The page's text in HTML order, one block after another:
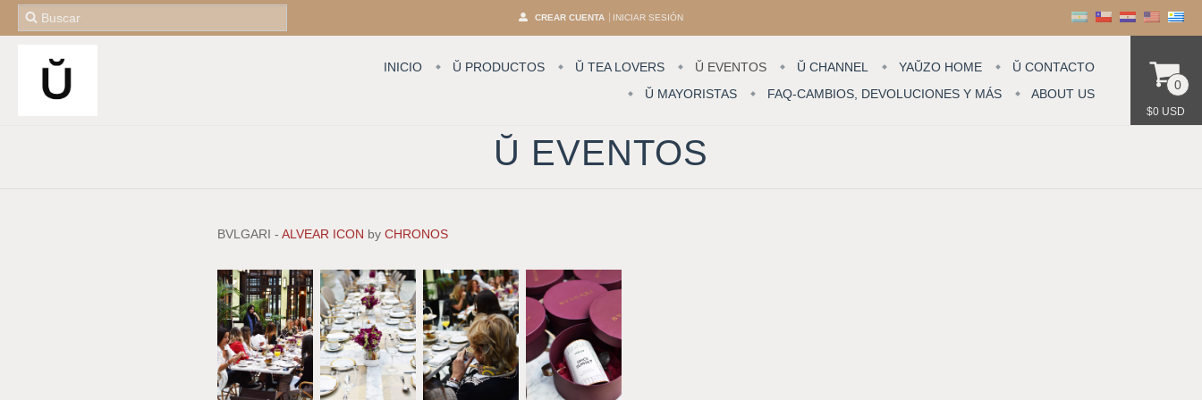
CREAR CUENTA INICIAR SESIÓN
INICIO Ŭ PRODUCTOS Ŭ TEA LOVERS Ŭ EVENTOS Ŭ CHANNEL YAŬZO HOME
Ŭ CONTACTO
Ŭ MAYORISTAS
FAQ-CAMBIOS, DEVOLUCIONES Y MÁS ABOUT US
0
$0 USD
Ŭ EVENTOS
BVLGARI - ALVEAR ICON by CHRONOS